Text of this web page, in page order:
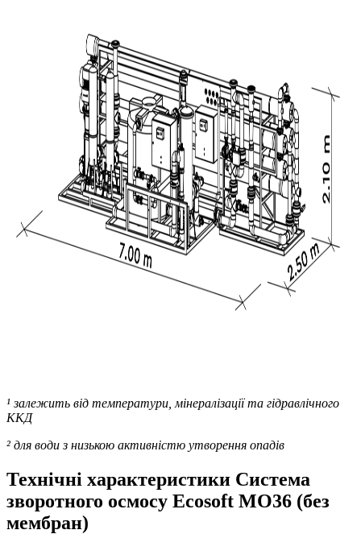
¹ залежить від температури, мінералізації та гідравлічного
ККД
² для води з низькою активністю утворення опадів
Технічні характеристики Система
зворотного осмосу Ecosoft MO36 (без
мембран)